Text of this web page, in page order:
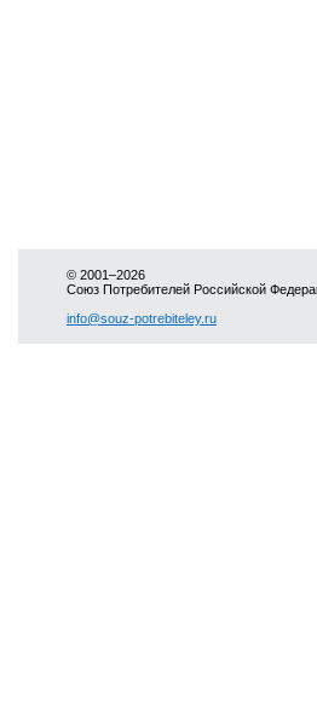
© 2001–2026
Союз Потребителей Российской
info@souz-potrebiteley.ru